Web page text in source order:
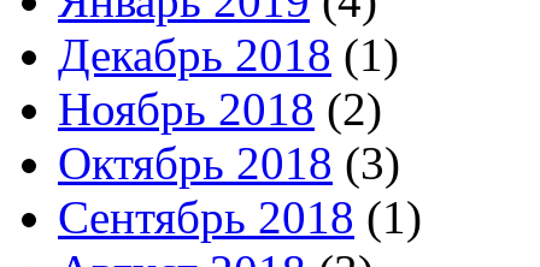
Декабрь 2018 (1)
Ноябрь 2018 (2)
Октябрь 2018 (3)
Сентябрь 2018 (1)